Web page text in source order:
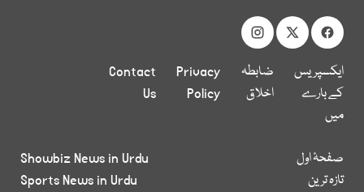
ایکسپریس
کے بارے
میں
ضابطہ
اخلاق
Privacy
Policy
Contact
Us
صفحۂ اول
تازہ ترین
Showbiz News in Urdu
Sports News in Urdu